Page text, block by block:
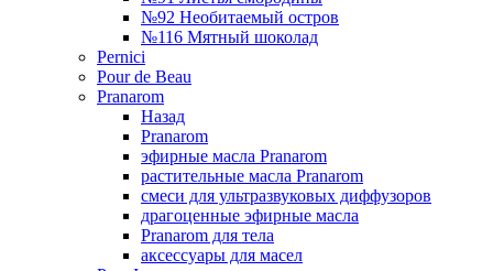
№92 Необитаемый остров
№116 Мятный шоколад
Pernici
Pour de Beau
Pranarom
Назад
Pranarom
эфирные масла Pranarom
растительные масла Pranarom
смеси для ультразвуковых диффузоров
драгоценные эфирные масла
Pranarom для тела
аксессуары для масел